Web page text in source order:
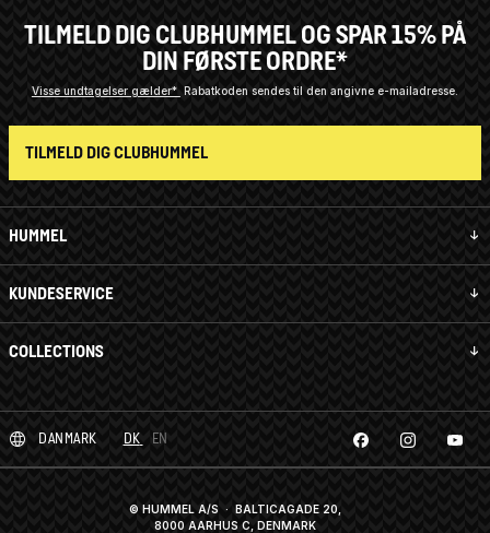
HUMMEL
KUNDESERVICE
COLLECTIONS
TILMELD DIG CLUBHUMMEL OG SPAR 15% PÅ
DIN FØRSTE ORDRE*
Visse undtagelser gælder* Rabatkoden sendes til den angivne e-mailadresse.
TILMELD DIG CLUBHUMMEL
DANMARK DK EN
© HUMMEL A/S · BALTICAGADE 20,
8000 AARHUS C, DENMARK